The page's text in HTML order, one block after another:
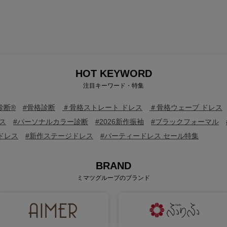
HOT KEYWORD
注目キーワード・特集
断® #骨格診断 ＃骨格ストレート ドレス
＃骨格ウェーブ ドレス
#パーソナルカラー診断 #2026新作振袖 #ブラックフォーマル
レス
#新作ステージドレス #パーティードレス セール特集
BRAND
ミマツグループのブランド